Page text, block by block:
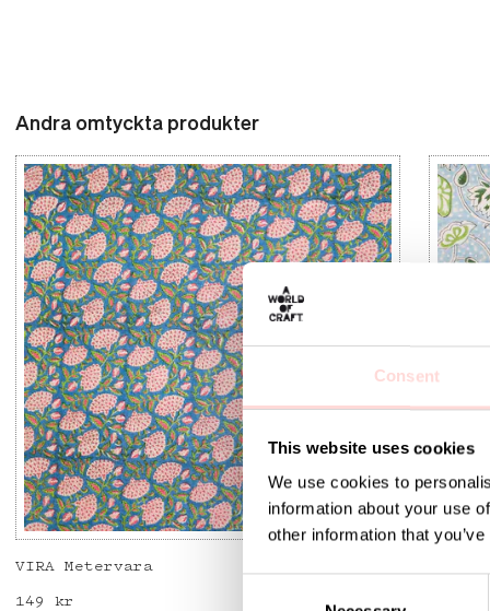
Consent
This website uses cookies
We use cookies to
information about your use
other information that
Andra omtyckta produkter
VIRA Metervara
Pris :
149 kr